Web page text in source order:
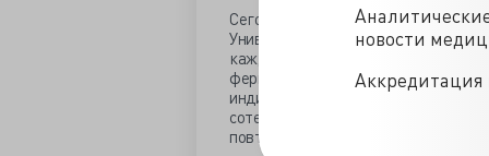
новости
Аккредитация
Сегодня сборная страны
Универсиаду демонстрирует
каждого спортсмена определяют
ферменты, гормоны, аминокислоты.
индивидуальную пищевую добавку,
сотен проверенных, доводя его до
повторяют и комплекс меняют.